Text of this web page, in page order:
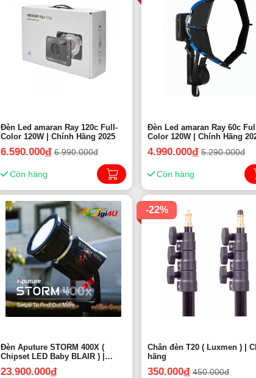
Đèn Led amaran Ray 120c Full-
Color 120W | Chính Hãng 2025
6.590.000đ 6.990.000đ
Còn hàng
Đèn Led amaran Ray 60c
Color 120W |
4.990.000đ 5.290.000đ
Còn hàng
Đèn Aputure STORM 400X (
Chipset LED Baby BLAIR ) |
23.900.000đ
-22%
Chân đèn T20 ( Luxmen ) |
hãng
350.000đ 450.000đ